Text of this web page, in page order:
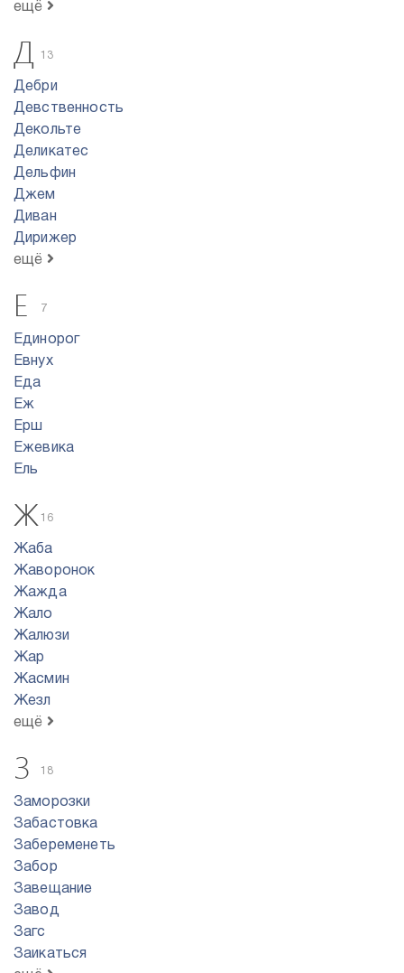
ещё
Д 13
Дебри
Девственность
Декольте
Деликатес
Дельфин
Джем
Диван
Дирижер
ещё
Е 7
Единорог
Евнух
Еда
Еж
Ерш
Ежевика
Ель
Ж16
Жаба
Жаворонок
Жажда
Жало
Жалюзи
Жар
Жасмин
Жезл
ещё
З 18
Заморозки
Забастовка
Забеременеть
Забор
Завещание
Завод
Загс
Заикаться